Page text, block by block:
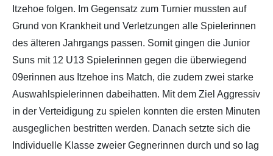
Itzehoe folgen. Im Gegensatz zum Turnier mussten auf
Grund von Krankheit und Verletzungen alle Spielerinnen
des älteren Jahrgangs passen. Somit gingen die Junior
Suns mit 12 U13 Spielerinnen gegen die überwiegend
09erinnen aus Itzehoe ins Match, die zudem zwei starke
Auswahlspielerinnen dabeihatten. Mit dem Ziel Aggressiv
in der Verteidigung zu spielen konnten die ersten Minuten
ausgeglichen bestritten werden. Danach setzte sich die
Individuelle Klasse zweier Gegnerinnen durch und so lag